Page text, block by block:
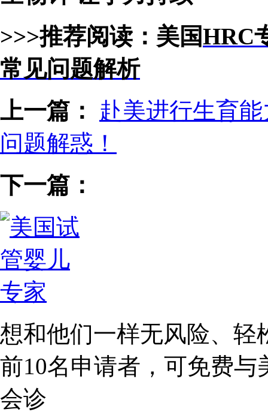
>>>推荐阅读： 美国HRC
常见问题解析
上一篇：
赴美进行生育
问题解惑！
下一篇：
想和他们一样无风险、轻
前10名申请者，可免费与
会诊